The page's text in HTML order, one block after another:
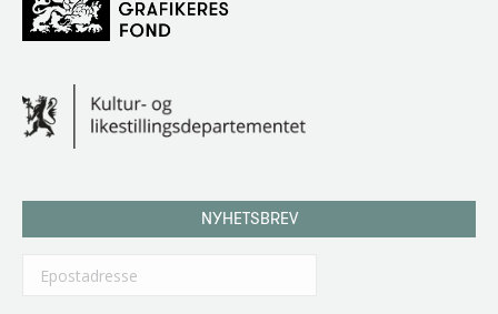
NYHETSBREV